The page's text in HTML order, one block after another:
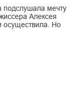
подслушала мечту
Алексея
осуществила. Но